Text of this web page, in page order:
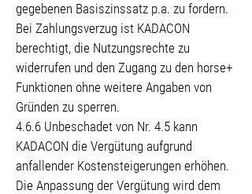
gegebenen Basiszinssatz p.a. zu fordern.
Bei Zahlungsverzug ist KADACON
berechtigt, die Nutzungsrechte zu
widerrufen und den Zugang zu den horse+
Funktionen ohne weitere Angaben von
Gründen zu sperren.
4.6.6 Unbeschadet von Nr. 4.5 kann
KADACON die Vergütung aufgrund
anfallender Kostensteigerungen erhöhen.
Die Anpassung der Vergütung wird dem